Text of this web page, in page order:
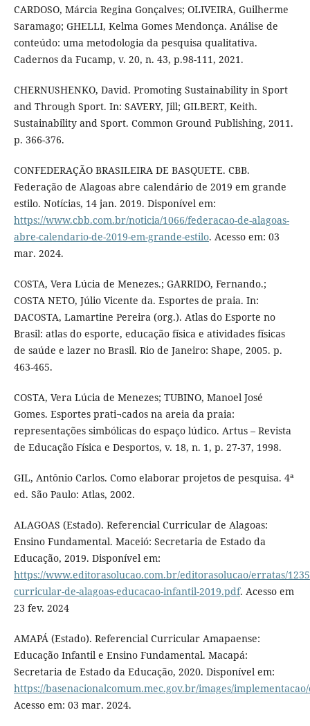
CARDOSO, Márcia Regina Gonçalves; OLIVEIRA, Guilherme
Saramago; GHELLI, Kelma Gomes Mendonça. Análise de
conteúdo: uma metodologia da pesquisa qualitativa.
Cadernos da Fucamp, v. 20, n. 43, p.98-111, 2021.
CHERNUSHENKO, David. Promoting Sustainability in Sport
and Through Sport. In: SAVERY, Jill; GILBERT, Keith.
Sustainability and Sport. Common Ground Publishing, 2011.
p. 366-376.
CONFEDERAÇÃO BRASILEIRA DE BASQUETE. CBB.
Federação de Alagoas abre calendário de 2019 em grande
estilo. Notícias, 14 jan. 2019. Disponível em:
https://www.cbb.com.br/noticia/1066/federacao-de-alagoas-
abre-calendario-de-2019-em-grande-estilo. Acesso em: 03
mar. 2024.
COSTA, Vera Lúcia de Menezes.; GARRIDO, Fernando.;
COSTA NETO, Júlio Vicente da. Esportes de praia. In:
DACOSTA, Lamartine Pereira (org.). Atlas do Esporte no
Brasil: atlas do esporte, educação física e atividades físicas
de saúde e lazer no Brasil. Rio de Janeiro: Shape, 2005. p.
463-465.
COSTA, Vera Lúcia de Menezes; TUBINO, Manoel José
Gomes. Esportes prati¬cados na areia da praia:
representações simbólicas do espaço lúdico. Artus – Revista
de Educação Física e Desportos, v. 18, n. 1, p. 27-37, 1998.
GIL, Antônio Carlos. Como elaborar projetos de pesquisa. 4ª
ed. São Paulo: Atlas, 2002.
ALAGOAS (Estado). Referencial Curricular de Alagoas:
Ensino Fundamental. Maceió: Secretaria de Estado da
Educação, 2019. Disponível em:
https://www.editorasolucao.com.br/editorasolucao/erratas/
curricular-de-alagoas-educacao-infantil-2019.pdf. Acesso em
23 fev. 2024
AMAPÁ (Estado). Referencial Curricular Amapaense:
Educação Infantil e Ensino Fundamental. Macapá:
Secretaria de Estado da Educação, 2020. Disponível em:
https://basenacionalcomum.mec.gov.br/images/
Acesso em: 03 mar. 2024.